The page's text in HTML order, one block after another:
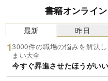
書籍オンライ
最新
3000件の職場の悩みを解決
まい大全
今すぐ昇進させたほうがい
昨日